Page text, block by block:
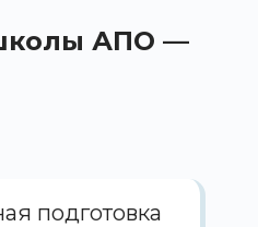
АПО —
подготовка